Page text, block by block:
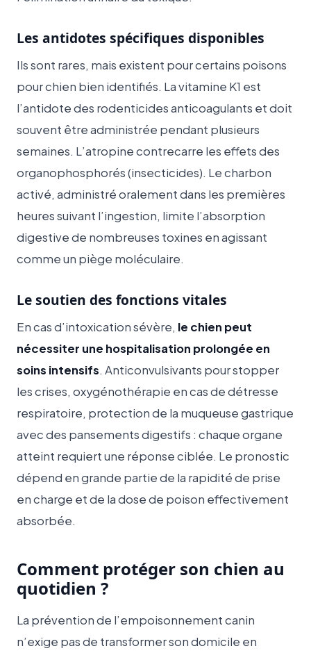
Les antidotes spécifiques disponibles
Ils sont rares, mais existent pour certains poisons
pour chien bien identifiés. La vitamine K1 est
l’antidote des rodenticides anticoagulants et doit
souvent être administrée pendant plusieurs
semaines. L’atropine contrecarre les effets des
organophosphorés (insecticides). Le charbon
activé, administré oralement dans les premières
heures suivant l’ingestion, limite l’absorption
digestive de nombreuses toxines en agissant
comme un piège moléculaire.
Le soutien des fonctions vitales
En cas d’intoxication sévère, le chien peut
nécessiter une hospitalisation prolongée en
soins intensifs. Anticonvulsivants pour stopper
les crises, oxygénothérapie en cas de détresse
respiratoire, protection de la muqueuse gastrique
avec des pansements digestifs : chaque organe
atteint requiert une réponse ciblée. Le pronostic
dépend en grande partie de la rapidité de prise
en charge et de la dose de poison effectivement
absorbée.
Comment protéger son chien au
quotidien ?
La prévention de l’empoisonnement canin
n’exige pas de transformer son domicile en